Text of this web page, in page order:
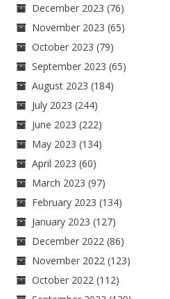
December 2023 (76)
November 2023 (65)
October 2023 (79)
September 2023 (65)
August 2023 (184)
July 2023 (244)
June 2023 (222)
May 2023 (134)
April 2023 (60)
March 2023 (97)
February 2023 (134)
January 2023 (127)
December 2022 (86)
November 2022 (123)
October 2022 (112)